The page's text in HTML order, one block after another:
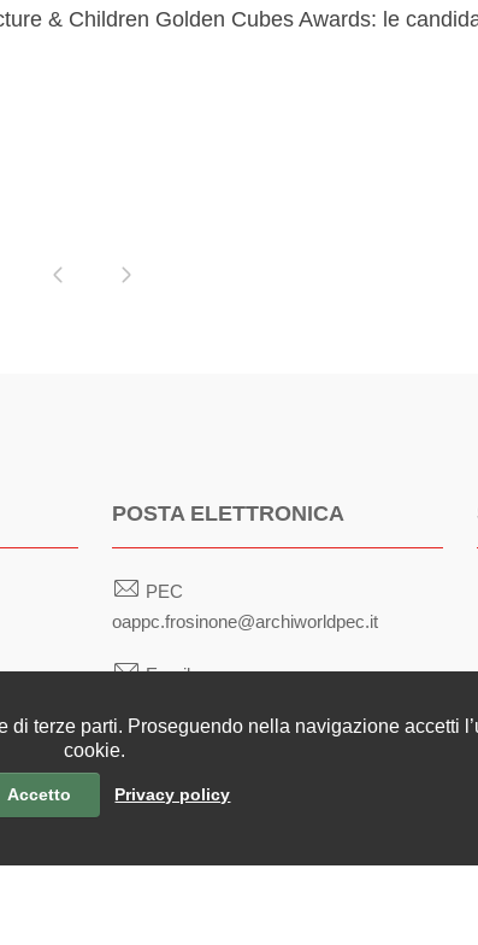
terze parti. Proseguendo nella navigazione accetti
cookie.
Accetto Privacy policy
& Children Golden Cubes Awards: le
Pagina precedentePagina successiva
POSTA ELETTRONICA
PEC
oappc.frosinone@archiworldpec.it
Email